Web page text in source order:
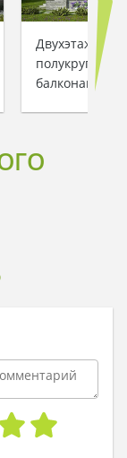
Двухэтажный
балконами